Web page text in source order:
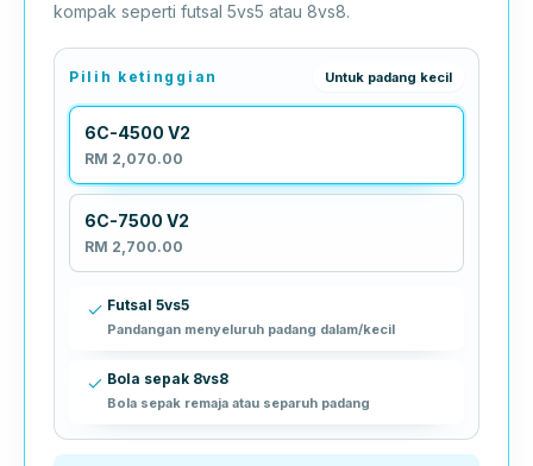
kompak seperti futsal 5vs5 atau 8vs8.
Pilih ketinggian Untuk padang kecil
6C-4500 V2
RM 2,070.00
6C-7500 V2
RM 2,700.00
Futsal 5vs5
Pandangan menyeluruh padang dalam/kecil
Bola sepak 8vs8
Bola sepak remaja atau separuh padang